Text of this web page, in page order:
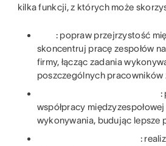
kilka funkcji, z których może
: popraw przejrzystość
skoncentruj pracę zespołów
firmy, łącząc zadania
poszczególnych pracowników
:
współpracy
wykonywania, budując lepsze
: